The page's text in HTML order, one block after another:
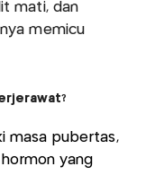
mati, dan
memicu
masa pubertas,
yang